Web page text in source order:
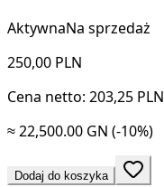
AktywnaNa sprzedaż
250,00 PLN
Cena netto: 203,25 PLN
≈ 22,500.00 GN (-10%)
Dodaj do koszyka